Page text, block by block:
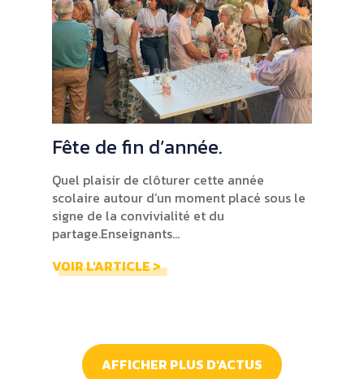
Fête de fin d’année.
Quel plaisir de clôturer cette année
scolaire autour d’un moment placé sous le
signe de la convivialité et du
partage.Enseignants...
VOIR L'ARTICLE >
AFFICHER PLUS D'ACTUS